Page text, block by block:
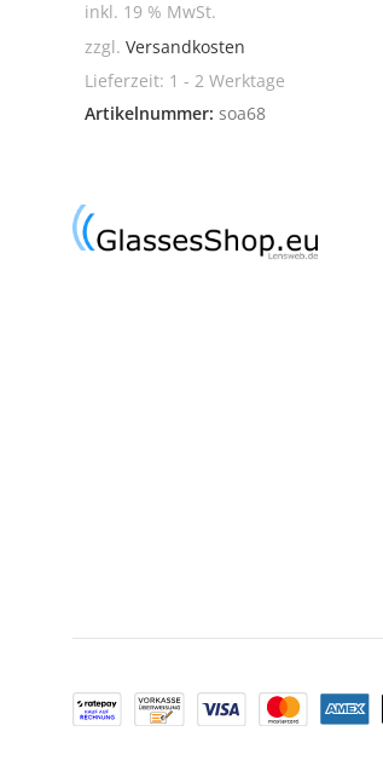
inkl. 19 % MwSt.
zzgl. Versandkosten
Lieferzeit: 1 - 2 Werktage
Artikelnummer: soa68